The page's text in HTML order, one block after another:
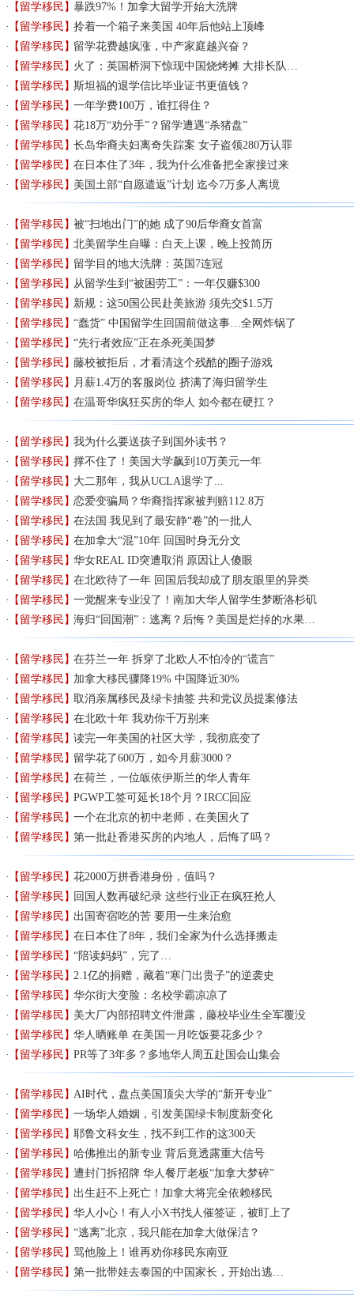
【留学移民】暴跌97%！加拿大留学开始大洗牌
【留学移民】拎着一个箱子来美国 40年后他站上顶峰
【留学移民】留学花费越疯涨，中产家庭越兴奋？
【留学移民】火了：英国桥洞下惊现中国烧烤摊 大排长队…
【留学移民】斯坦福的退学信比毕业证书更值钱？
【留学移民】一年学费100万，谁扛得住？
【留学移民】花18万“劝分手”？留学遭遇“杀猪盘”
【留学移民】长岛华裔夫妇离奇失踪案 女子盗领280万认罪
【留学移民】在日本住了3年，我为什么准备把全家接过来
【留学移民】美国土部“自愿遣返”计划 迄今7万多人离境
【留学移民】被“扫地出门”的她 成了90后华裔女首富
【留学移民】北美留学生自曝：白天上课，晚上投简历
【留学移民】留学目的地大洗牌：英国7连冠
【留学移民】从留学生到“被困劳工”：一年仅赚$300
【留学移民】新规：这50国公民赴美旅游 须先交$1.5万
【留学移民】“蠢货” 中国留学生回国前做这事…全网炸锅了
【留学移民】“先行者效应”正在杀死美国梦
【留学移民】藤校被拒后，才看清这个残酷的圈子游戏
【留学移民】 月薪1.4万的客服岗位 挤满了海归留学生
【留学移民】在温哥华疯狂买房的华人 如今都在硬扛？
【留学移民】我为什么要送孩子到国外读书？
【留学移民】撑不住了！美国大学飙到10万美元一年
【留学移民】大二那年，我从UCLA退学了...
【留学移民】恋爱变骗局？华裔指挥家被判赔112.8万
【留学移民】在法国 我见到了最安静“卷”的一批人
【留学移民】在加拿大“混”10年 回国时身无分文
【留学移民】华女REAL ID突遭取消 原因让人傻眼
【留学移民】在北欧待了一年 回国后我却成了朋友眼里的异类
【留学移民】一觉醒来专业没了！南加大华人留学生梦断洛杉矶
【留学移民】海归“回国潮”：逃离？后悔？美国是烂掉的水果…
【留学移民】在芬兰一年 拆穿了北欧人不怕冷的“谎言”
【留学移民】加拿大移民骤降19% 中国降近30%
【留学移民】取消亲属移民及绿卡抽签 共和党议员提案修法
【留学移民】在北欧十年 我劝你千万别来
【留学移民】读完一年美国的社区大学，我彻底变了
【留学移民】留学花了600万，如今月薪3000？
【留学移民】在荷兰，一位皈依伊斯兰的华人青年
【留学移民】PGWP工签可延长18个月？IRCC回应
【留学移民】一个在北京的初中老师，在美国火了
【留学移民】第一批赴香港买房的内地人，后悔了吗？
【留学移民】花2000万拼香港身份，值吗？
【留学移民】 回国人数再破纪录 这些行业正在疯狂抢人
【留学移民】出国寄宿吃的苦 要用一生来治愈
【留学移民】在日本住了8年，我们全家为什么选择搬走
【留学移民】“陪读妈妈”，完了…
【留学移民】2.1亿的捐赠，藏着“寒门出贵子”的逆袭史
【留学移民】华尔街大变脸：名校学霸凉凉了
【留学移民】美大厂内部招聘文件泄露，藤校毕业生全军覆没
【留学移民】华人晒账单 在美国一月吃饭要花多少？
【留学移民】PR等了3年多？多地华人周五赴国会山集会
【留学移民】AI时代，盘点美国顶尖大学的“新开专业”
【留学移民】一场华人婚姻，引发美国绿卡制度新变化
【留学移民】耶鲁文科女生，找不到工作的这300天
【留学移民】哈佛推出的新专业 背后竟透露重大信号
【留学移民】遭封门拆招牌 华人餐厅老板“加拿大梦碎”
【留学移民】出生赶不上死亡！加拿大将完全依赖移民
【留学移民】华人小心！有人小X书找人催签证，被盯上了
【留学移民】“逃离”北京，我只能在加拿大做保洁？
【留学移民】骂他脸上！谁再劝你移民东南亚
【留学移民】第一批带娃去泰国的中国家长，开始出逃…